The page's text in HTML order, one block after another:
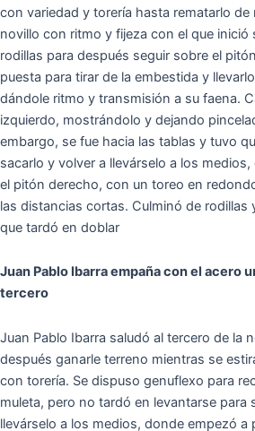
con variedad y torería hasta rematarlo de
novillo con ritmo y fijeza con el que inició
rodillas para después seguir sobre el
puesta para tirar de la embestida y
dándole ritmo y transmisión a su faena.
izquierdo, mostrándolo y dejando
embargo, se fue hacia las tablas y tuvo
sacarlo y volver a llevárselo a los
el pitón derecho, con un toreo en
las distancias cortas. Culminó de rodillas
que tardó en doblar
Juan Pablo Ibarra empaña con el acero
tercero
Juan Pablo Ibarra saludó al tercero de la
después ganarle terreno mientras se
con torería. Se dispuso genuflexo para
muleta, pero no tardó en levantarse para
llevárselo a los medios, donde empezó a